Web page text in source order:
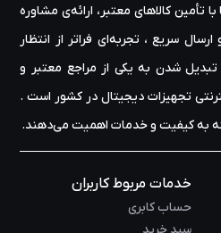
تأمین کالاهای معتبر، ارائه‌ی مشاوره‌
سریع ، تجربه‌ای فراتر از انتظار
تبدیل شدن به یکی از مراجع معتبر و
تجهیزات دیجیتال در کشور است .
که به کیفیت و خدمات اهمیت می‌دهند.
خدمات مربوط کاربران
حساب کابری